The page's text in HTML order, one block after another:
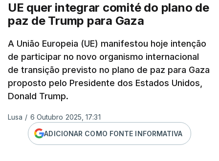
UE quer integrar comité do plano de
paz de Trump para Gaza
A União Europeia (UE) manifestou hoje intenção
de participar no novo organismo internacional
de transição previsto no plano de paz para Gaza
proposto pelo Presidente dos Estados Unidos,
Donald Trump.
Lusa / 6 Outubro 2025, 17:31
ADICIONAR COMO FONTE INFORMATIVA